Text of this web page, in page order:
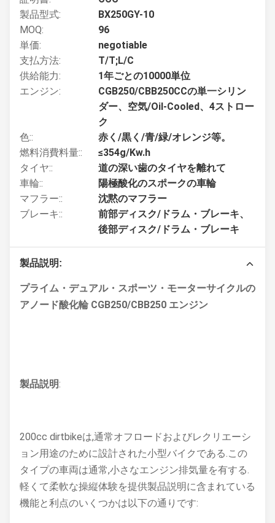
製品型式:
BX250GY-10
MOQ:
96
単価:
negotiable
支払方法:
T/T;L/C
供給能力:
1年ごとの10000単位
エンジン:
CGB250/CBB250CCの単一シリン
ダー、空気/Oil-Cooled、4ストロー
ク
色::
赤く/黒く/青/緑/オレンジ等。
燃料消費料量::
≤354g/Kw.h
タイヤ::
道の深い歯のタイヤを離れて
車輪::
陽極酸化のスポークの車輪
マフラー::
沈黙のマフラー
ブレーキ::
前部ディスク/ドラム・ブレーキ、
後部ディスク/ドラム・ブレーキ
製品説明:
プライム・デュアル・スポーツ・モーターサイクルの
アノード酸化輪 CGB250/CBB250 エンジン
製品説明:
200cc dirtbikeは,通常オフロードおよびレクリエーシ
ョン用途のために設計された小型バイクである.この
タイプの車両は通常,小さなエンジン排気量を有する.
軽くて柔軟な操縦体験を提供製品説明に含まれている
機能と利点のいくつかは以下の通りです: